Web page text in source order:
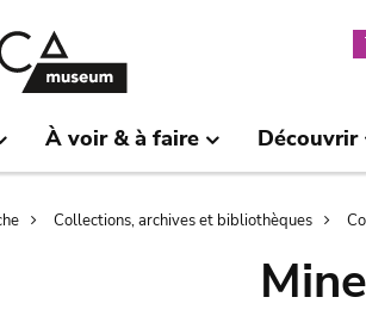
À voir & à faire Découvrir
Collections, archives et bibliothèques